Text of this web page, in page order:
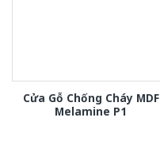
Cửa Gỗ Chống Cháy MDF
Melamine P1